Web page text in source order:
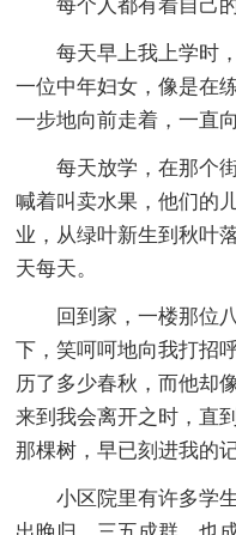
每个人都有着自己
每天早上我上学时
一位中年妇女，像是在
一步地向前走着，一直向
每天放学，在那个
喊着叫卖水果，他们的
业，从绿叶新生到秋叶
天每天。
回到家，一楼那位
下，笑呵呵地向我打招
历了多少春秋，而他却
来到我会离开之时，直
那棵树，早已刻进我的
小区院里有许多学